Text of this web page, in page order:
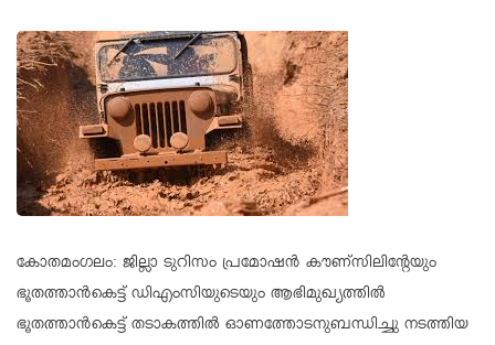
കോതമംഗലം: ജില്ലാ ടുറിസം പ്രമോഷൻ കൗണ്സിലിന്റേയും
ഭൂതത്താൻകെട്ട് ഡിഎംസിയുടെയും ആഭിമുഖ്യത്തിൽ
ഭൂതത്താൻകെട്ട് തടാകത്തിൽ ഓണത്തോടനുബന്ധിച്ചു നടത്തിയ